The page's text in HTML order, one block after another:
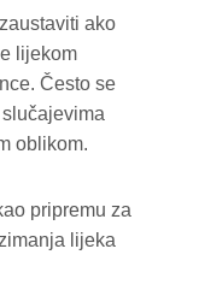
ako
lijekom
Često se
oblikom.
pripremu za
lijeka